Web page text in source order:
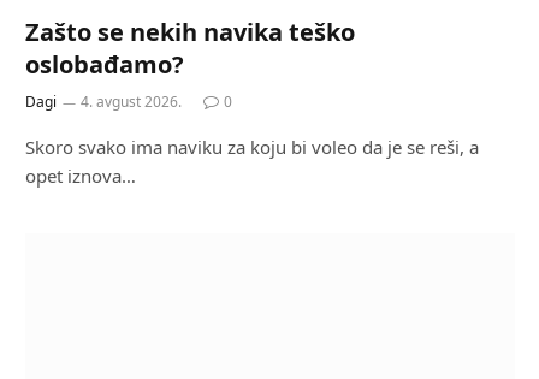
Zašto se nekih navika teško
oslobađamo?
Dagi 4. avgust 2026. 0
Skoro svako ima naviku za koju bi voleo da je se reši, a
opet iznova…